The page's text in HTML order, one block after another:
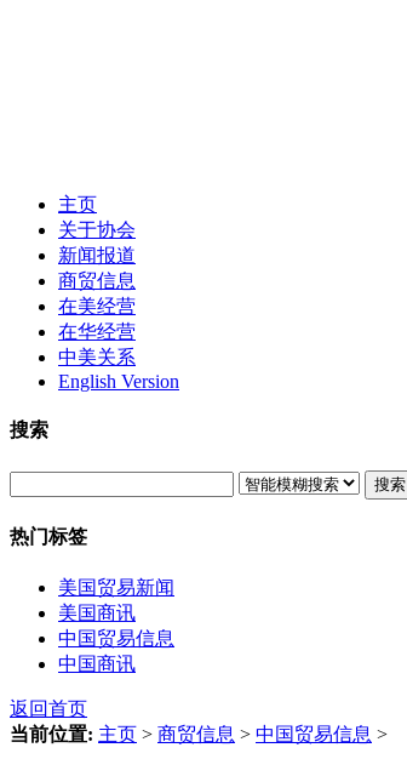
主页
关于协会
新闻报道
商贸信息
在美经营
在华经营
中美关系
English Version
搜索
搜索
热门标签
美国贸易新闻
美国商讯
中国贸易信息
中国商讯
返回首页
当前位置: 主页 > 商贸信息 > 中国贸易信息 >